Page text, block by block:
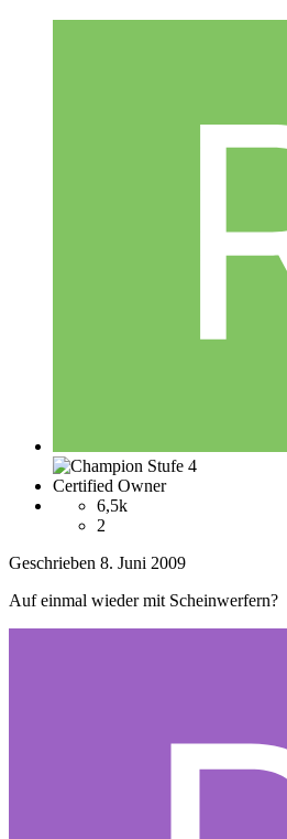
Certified Owner
6,5k
2
Geschrieben 8. Juni 2009
Auf einmal wieder mit Scheinwerfern?